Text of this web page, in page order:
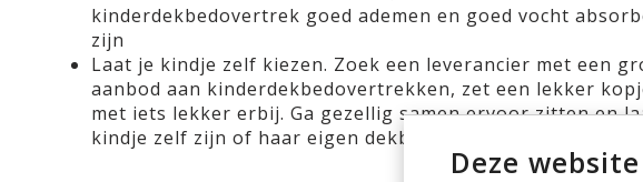
kinderdekbedovertrek goed ademen en goed vocht
zijn
Laat je kindje zelf kiezen. Zoek een leverancier met een
aanbod aan kinderdekbedovertrekken, zet een lekker
met iets lekker erbij. Ga gezellig samen ervoor zitten en
kindje zelf zijn of haar eigen dekbedovertrek kiezen.
Deze